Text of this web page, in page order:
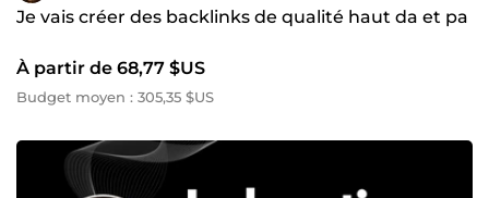
Je vais créer des backlinks de qualité haut da et pa
À partir de 68,77 $US
Budget moyen : 305,35 $US